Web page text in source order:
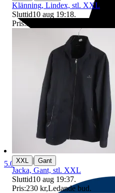
5.0
Klänning, Lindex, stl. XXL
Sluttid10 aug 19:18.
Pris:3 kr
XXL | Gant
Jacka, Gant, stl. XXL
Sluttid10 aug 19:37.
Pris:230 kr,Ledande bud.